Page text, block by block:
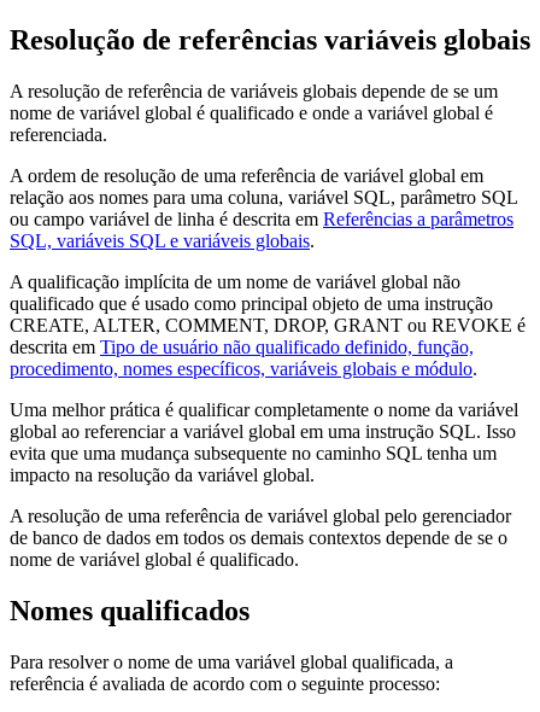
Resolução de referências variáveis globais
A resolução de referência de variáveis globais depende de se um
nome de variável global é qualificado e onde a variável global é
referenciada.
A ordem de resolução de uma referência de variável global em
relação aos nomes para uma coluna, variável SQL, parâmetro SQL
ou campo variável de linha é descrita em Referências a parâmetros
SQL, variáveis SQL e variáveis globais.
A qualificação implícita de um nome de variável global não
qualificado que é usado como principal objeto de uma instrução
CREATE, ALTER, COMMENT, DROP, GRANT ou REVOKE é
descrita em Tipo de usuário não qualificado definido, função,
procedimento, nomes específicos, variáveis globais e módulo.
Uma melhor prática é qualificar completamente o nome da variável
global ao referenciar a variável global em uma instrução SQL. Isso
evita que uma mudança subsequente no caminho SQL tenha um
impacto na resolução da variável global.
A resolução de uma referência de variável global pelo gerenciador
de banco de dados em todos os demais contextos depende de se o
nome de variável global é qualificado.
Nomes qualificados
Para resolver o nome de uma variável global qualificada, a
referência é avaliada de acordo com o seguinte processo: